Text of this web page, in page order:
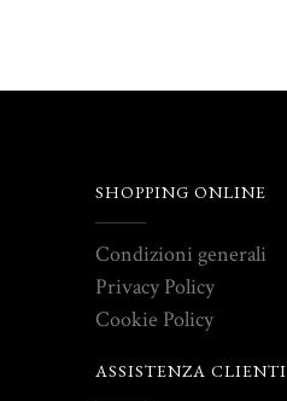
SHOPPING ONLINE
Condizioni generali
Privacy Policy
Cookie Policy
ASSISTENZA CLIENTI